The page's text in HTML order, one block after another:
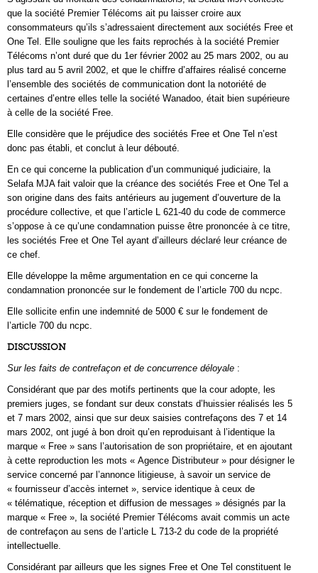
que la société Premier Télécoms ait pu laisser croire aux
consommateurs qu’ils s’adressaient directement aux sociétés Free et
One Tel. Elle souligne que les faits reprochés à la société Premier
Télécoms n’ont duré que du 1er février 2002 au 25 mars 2002, ou au
plus tard au 5 avril 2002, et que le chiffre d’affaires réalisé concerne
l’ensemble des sociétés de communication dont la notoriété de
certaines d’entre elles telle la société Wanadoo, était bien supérieure
à celle de la société Free.
Elle considère que le préjudice des sociétés Free et One Tel n’est
donc pas établi, et conclut à leur débouté.
En ce qui concerne la publication d’un communiqué judiciaire, la
Selafa MJA fait valoir que la créance des sociétés Free et One Tel a
son origine dans des faits antérieurs au jugement d’ouverture de la
procédure collective, et que l’article L 621-40 du code de commerce
s’oppose à ce qu’une condamnation puisse être prononcée à ce titre,
les sociétés Free et One Tel ayant d’ailleurs déclaré leur créance de
ce chef.
Elle développe la même argumentation en ce qui concerne la
condamnation prononcée sur le fondement de l’article 700 du ncpc.
Elle sollicite enfin une indemnité de 5000 € sur le fondement de
l’article 700 du ncpc.
DISCUSSION
Sur les faits de contrefaçon et de concurrence déloyale :
Considérant que par des motifs pertinents que la cour adopte, les
premiers juges, se fondant sur deux constats d’huissier réalisés les 5
et 7 mars 2002, ainsi que sur deux saisies contrefaçons des 7 et 14
mars 2002, ont jugé à bon droit qu’en reproduisant à l’identique la
marque « Free » sans l’autorisation de son propriétaire, et en ajoutant
à cette reproduction les mots « Agence Distributeur » pour désigner le
service concerné par l’annonce litigieuse, à savoir un service de
« fournisseur d’accès internet », service identique à ceux de
« télématique, réception et diffusion de messages » désignés par la
marque « Free », la société Premier Télécoms avait commis un acte
de contrefaçon au sens de l’article L 713-2 du code de la propriété
intellectuelle.
Considérant par ailleurs que les signes Free et One Tel constituent le